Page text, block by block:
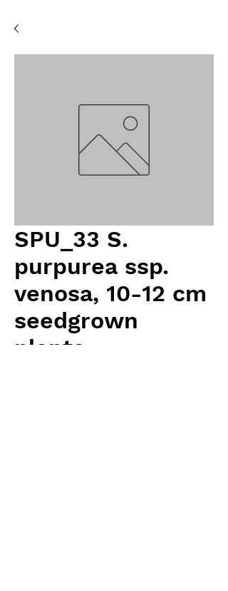
SPU_33 S.
purpurea ssp.
venosa, 10-12 cm
seedgrown
plants